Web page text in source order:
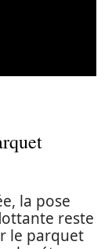
la pose
reste
le parquet